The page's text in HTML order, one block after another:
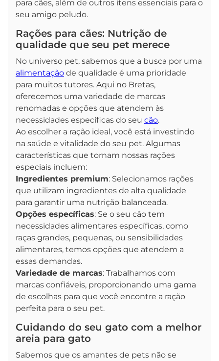
para cães, além de outros itens essenciais para o
seu amigo peludo.
Rações para cães: Nutrição de
qualidade que seu pet merece
No universo pet, sabemos que a busca por uma
alimentação de qualidade é uma prioridade
para muitos tutores. Aqui no Bretas,
oferecemos uma variedade de marcas
renomadas e opções que atendem às
necessidades específicas do seu cão.
Ao escolher a ração ideal, você está investindo
na saúde e vitalidade do seu pet. Algumas
características que tornam nossas rações
especiais incluem:
Ingredientes premium: Selecionamos rações
que utilizam ingredientes de alta qualidade
para garantir uma nutrição balanceada.
Opções específicas: Se o seu cão tem
necessidades alimentares específicas, como
raças grandes, pequenas, ou sensibilidades
alimentares, temos opções que atendem a
essas demandas.
Variedade de marcas: Trabalhamos com
marcas confiáveis, proporcionando uma gama
de escolhas para que você encontre a ração
perfeita para o seu pet.
Cuidando do seu gato com a melhor
areia para gato
Sabemos que os amantes de pets não se